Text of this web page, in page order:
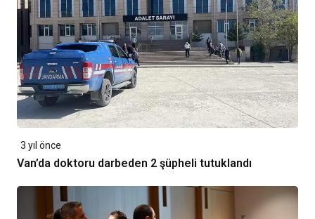
3 yıl önce
Van’da doktoru darbeden 2 şüpheli tutuklandı